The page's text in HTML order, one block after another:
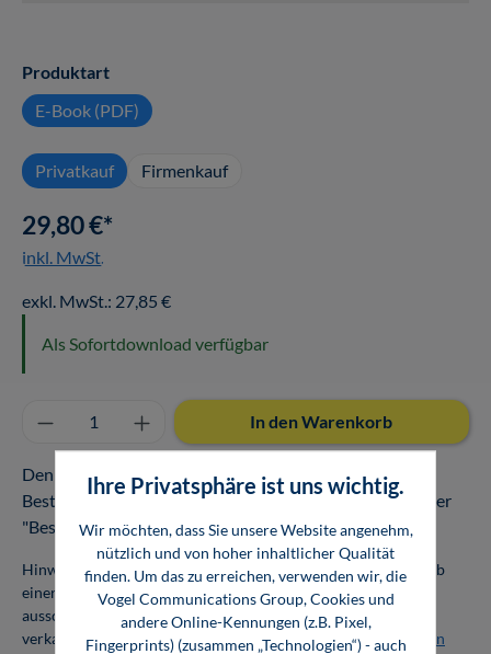
Produktartauswählen
E-Book (PDF)
Privatkauf Firmenkauf
29,80 €*
inkl. MwSt.
exkl. MwSt.: 27,85 €
Als Sofortdownload verfügbar
Produkt Anzahl: Gib den gewünschten
In den Warenkorb
Den Download oder Online-Zugang finden Sie nach
Bestellabschluss in Ihrem Kundenkonto unter dem Reiter
"Bestellungen".
Hinweis: Als Firmenkunde erhalten Sie einen Mengenrabatt ab
einer Abnahmemenge von 10 Exemplaren. Die Bücher dürfen
ausschließlich für den Eigenbedarf genutzt und nicht weiter
verkauft werden. Weitere Informationen unter
Firmenlizenzen
Ihre Privatsphäre ist uns wichtig.
Wir möchten, dass Sie unsere Website angenehm,
nützlich und von hoher inhaltlicher Qualität
finden. Um das zu erreichen, verwenden wir, die
Vogel Communications Group, Cookies und
andere Online-Kennungen (z.B. Pixel,
Fingerprints) (zusammen „Technologien“) - auch